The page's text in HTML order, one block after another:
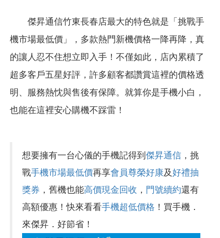
傑昇通信竹東長春店最大的特色就是「挑戰手
機市場最低價」，多款熱門新機價格一降再降，真
的讓人忍不住想立即入手！不僅如此，店內累積了
超多客戶五星好評，許多顧客都讚賞這裡的價格透
明、服務熱忱與售後有保障。就算你是手機小白，
也能在這裡安心購機不踩雷！
想要擁有一台心儀的手機記得到傑昇通信 ，挑
戰手機市場最低價再享會員尊榮好康及好禮抽
獎券 ，舊機也能高價現金回收 ， 門號續約還有
高額優惠！快來看看手機超低價格 ！買手機．
來傑昇．好節省！